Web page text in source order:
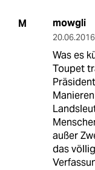
M mowgli
20.06.2016
Was es
Toupet
außer
das